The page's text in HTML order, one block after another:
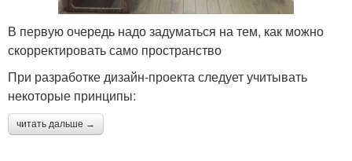
В первую очередь надо задуматься на тем, как можно
скорректировать само пространство
При разработке дизайн-проекта следует учитывать
некоторые принципы:
читать дальше →